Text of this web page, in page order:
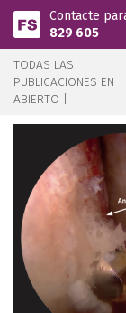
Pasar alContacte
829 605
TODAS LAS
PUBLICACIONES EN
ABIERTO |